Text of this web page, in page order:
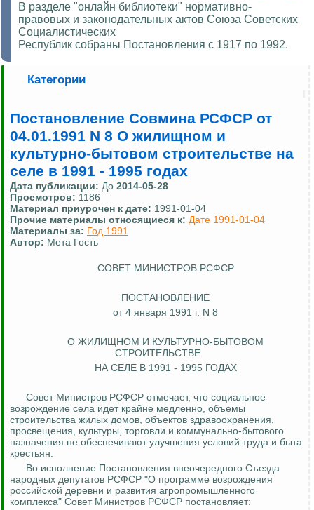
В разделе "онлайн библиотеки" нормативно-
правовых и законодательных актов Союза Советских
Социалистических
Республик собраны Постановления с 1917 по 1992.
Категории
Постановление Совмина РСФСР от
04.01.1991 N 8 О жилищном и
культурно-бытовом строительстве на
селе в 1991 - 1995 годах
Дата публикации: До 2014-05-28
Просмотров: 1186
Материал приурочен к дате: 1991-01-04
Прочие материалы относящиеся к: Дате 1991-01-04
Материалы за: Год 1991
Автор: Мета Гость
СОВЕТ МИНИСТРОВ РСФСР
ПОСТАНОВЛЕНИЕ
от 4 января 1991 г. N 8
О ЖИЛИЩНОМ И КУЛЬТУРНО-БЫТОВОМ
СТРОИТЕЛЬСТВЕ
НА СЕЛЕ В 1991 - 1995 ГОДАХ
Совет Министров РСФСР отмечает, что социальное
возрождение села идет крайне медленно, объемы
строительства жилых домов, объектов здравоохранения,
просвещения, культуры, торговли и коммунально-бытового
назначения не обеспечивают улучшения условий труда и быта
крестьян.
Во исполнение Постановления внеочередного Съезда
народных депутатов РСФСР "О программе возрождения
российской деревни и развития агропромышленного
комплекса" Совет Министров РСФСР постановляет: